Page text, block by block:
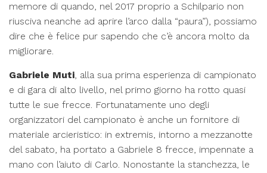
memore di quando, nel 2017 proprio a Schilpario non
riusciva neanche ad aprire l’arco dalla “paura”), possiamo
dire che è felice pur sapendo che c’è ancora molto da
migliorare.
Gabriele Muti, alla sua prima esperienza di campionato
e di gara di alto livello, nel primo giorno ha rotto quasi
tutte le sue frecce. Fortunatamente uno degli
organizzatori del campionato è anche un fornitore di
materiale arcieristico: in extremis, intorno a mezzanotte
del sabato, ha portato a Gabriele 8 frecce, impennate a
mano con l’aiuto di Carlo. Nonostante la stanchezza, le